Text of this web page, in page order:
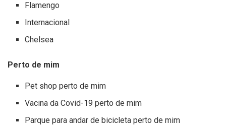
Flamengo
Internacional
Chelsea
Perto de mim
Pet shop perto de mim
Vacina da Covid-19 perto de mim
Parque para andar de bicicleta perto de mim